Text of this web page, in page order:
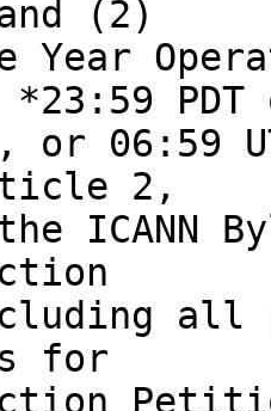
(2)
Year
or 06:59
2,
ICANN
all
for